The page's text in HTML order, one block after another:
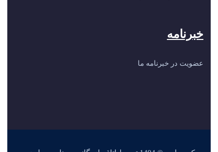
خبرنامه
عضویت در خبرنامه ما